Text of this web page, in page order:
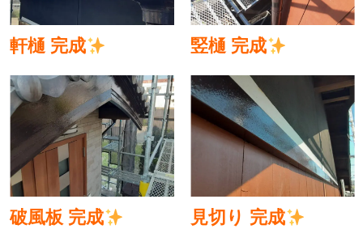
軒樋 完成 竪樋 完成
破風板 完成 見切り 完成